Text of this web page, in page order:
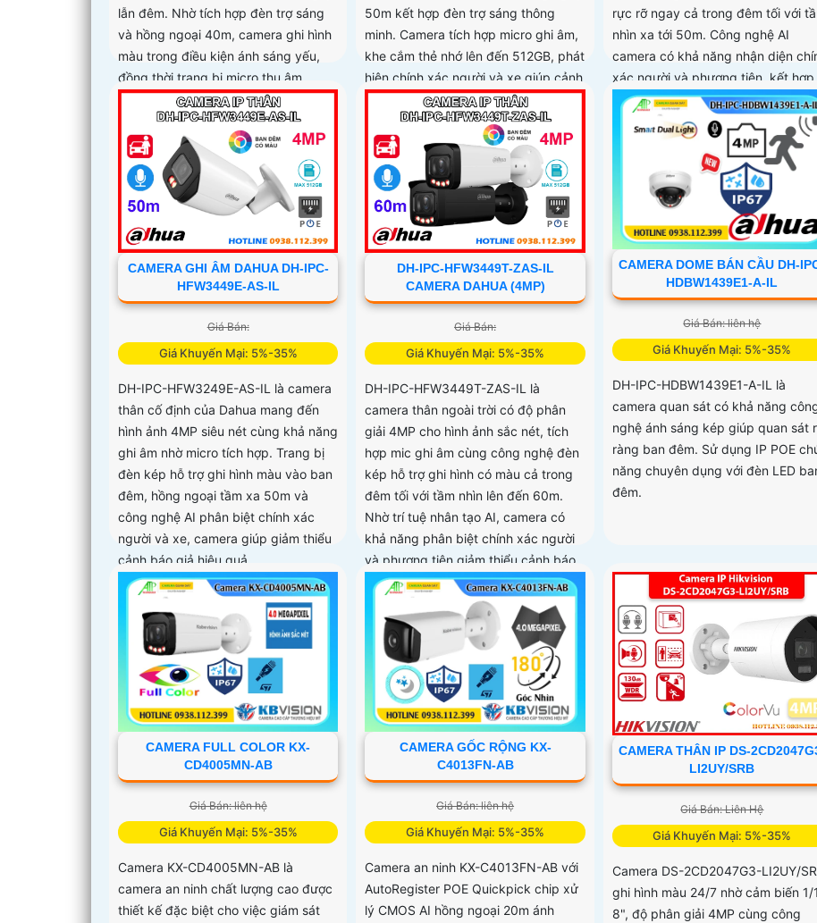
lẫn đêm. Nhờ tích hợp đèn trợ sáng
và hồng ngoại 40m, camera ghi hình
màu trong điều kiện ánh sáng yếu,
đồng thời trang bị micro thu âm
nguồn POE, khe cắm thẻ nhớ đến
512GB và công nghệ AI nhận diện
chính xác người và phương tiện
50m kết hợp đèn trợ sáng thông
minh. Camera tích hợp micro ghi âm,
khe cắm thẻ nhớ lên đến 512GB, phát
hiện chính xác người và xe giúp cảnh
báo hiệu quả hơn
rực rỡ ngay cả trong đêm tối với
nhìn xa tới 50m. Công nghệ AI
camera có khả năng nhận diện
xác người và phương tiện, kết hợp
với tính năng đàm thoại hai chiều,
trợ khe thẻ nhớ lên đến 512GB đáp
ứng hoàn hảo an ninh
CAMERA GHI ÂM DAHUA DH-IPC-
HFW3449E-AS-IL
Giá Bán:
Giá Khuyến Mại: 5%-35%
DH-IPC-HFW3249E-AS-IL là camera
thân cố định của Dahua mang đến
hình ảnh 4MP siêu nét cùng khả năng
ghi âm nhờ micro tích hợp. Trang bị
đèn kép hỗ trợ ghi hình màu vào ban
đêm, hồng ngoại tầm xa 50m và
công nghệ AI phân biệt chính xác
người và xe, camera giúp giảm thiểu
cảnh báo giả hiệu quả
DH-IPC-HFW3449T-ZAS-IL
CAMERA DAHUA (4MP)
Giá Bán:
Giá Khuyến Mại: 5%-35%
DH-IPC-HFW3449T-ZAS-IL là
camera thân ngoài trời có độ phân
giải 4MP cho hình ảnh sắc nét, tích
hợp mic ghi âm cùng công nghệ đèn
kép hỗ trợ ghi hình có màu cả trong
đêm tối với tầm nhìn lên đến 60m.
Nhờ trí tuệ nhân tạo AI, camera có
khả năng phân biệt chính xác người
và phương tiện giảm thiểu cảnh báo
giả nâng cao hiệu quả an ninh hỗ trợ
khe cắm thẻ nhớ 512GB, chuẩn
chống nước IP67
CAMERA DOME BÁN CẦU DH-
HDBW1439E1-A-IL
Giá Bán: liên hệ
Giá Khuyến Mại: 5%-35%
DH-IPC-HDBW1439E1-A-IL là
camera quan sát có khả năng
nghệ ánh sáng kép giúp quan sát
ràng ban đêm. Sử dụng IP POE
năng chuyên dụng với đèn LED
đêm.
CAMERA FULL COLOR KX-
CD4005MN-AB
Giá Bán: liên hệ
Giá Khuyến Mại: 5%-35%
Camera KX-CD4005MN-AB là
camera an ninh chất lượng cao được
thiết kế đặc biệt cho việc giám sát
CAMERA GỐC RỘNG KX-
C4013FN-AB
Giá Bán: liên hệ
Giá Khuyến Mại: 5%-35%
Camera an ninh KX-C4013FN-AB với
AutoRegister POE Quickpick chip xử
lý CMOS AI hồng ngoại 20m ánh
CAMERA THÂN IP DS-
LI2UY/SRB
Giá Bán: Liên Hệ
Giá Khuyến Mại: 5%-35%
Camera DS-2CD2047G3-LI2UY/
ghi hình màu 24/7 nhờ cảm biến 1/
8", độ phân giải 4MP cùng công